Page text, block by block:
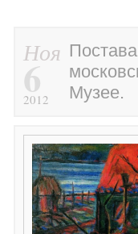
Ноя
6
2012
Музее.